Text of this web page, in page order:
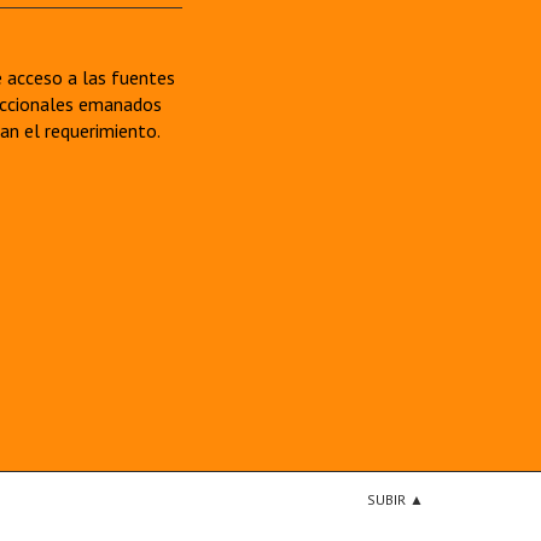
acceso a las fuentes
emanados
el requerimiento.
SUBIR ▲